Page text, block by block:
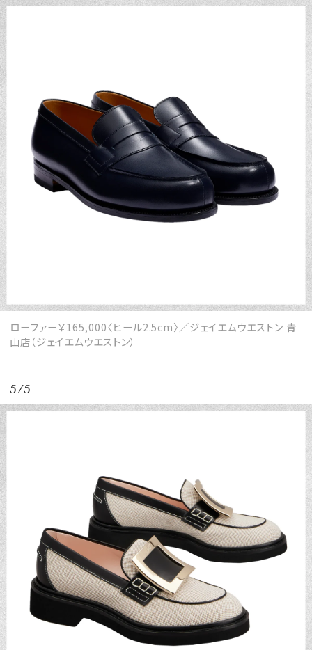
ローファー￥165,000〈ヒール2.5cm〉／ジェイエムウエストン 青
山店（ジェイエムウエストン）
5/5